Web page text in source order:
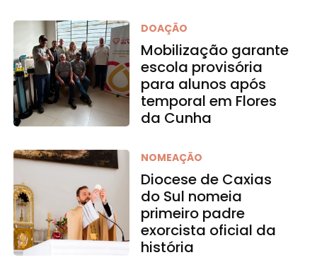
DOAÇÃO
Mobilização garante
escola provisória
para alunos após
temporal em Flores
da Cunha
NOMEAÇÃO
Diocese de Caxias
do Sul nomeia
primeiro padre
exorcista oficial da
história